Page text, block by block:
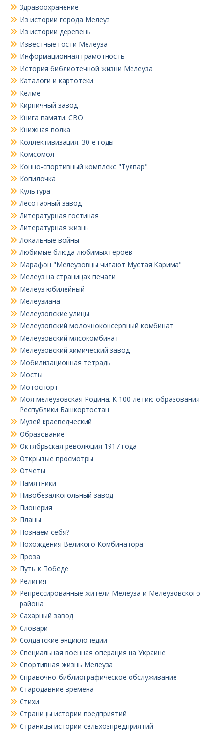
Здравоохранение
Из истории города Мелеуз
Из истории деревень
Известные гости Мелеуза
Информационная грамотность
История библиотечной жизни Мелеуза
Каталоги и картотеки
Келме
Кирпичный завод
Книга памяти. СВО
Книжная полка
Коллективизация. 30-е годы
Комсомол
Конно-спортивный комплекс "Тулпар"
Копилочка
Культура
Лесотарный завод
Литературная гостиная
Литературная жизнь
Локальные войны
Любимые блюда любимых героев
Марафон "Мелеузовцы читают Мустая Карима"
Мелеуз на страницах печати
Мелеуз юбилейный
Мелеузиана
Мелеузовские улицы
Мелеузовский молочноконсервный комбинат
Мелеузовский мясокомбинат
Мелеузовский химический завод
Мобилизационная тетрадь
Мосты
Мотоспорт
Моя мелеузовская Родина. К 100-летию образования
Республики Башкортостан
Музей краеведческий
Образование
Октябрьская революция 1917 года
Открытые просмотры
Отчеты
Памятники
Пивобезалкогольный завод
Пионерия
Планы
Познаем себя?
Похождения Великого Комбинатора
Проза
Путь к Победе
Религия
Репрессированные жители Мелеуза и Мелеузовского
района
Сахарный завод
Словари
Солдатские энциклопедии
Специальная военная операция на Украине
Спортивная жизнь Мелеуза
Справочно-библиографическое обслуживание
Стародавние времена
Стихи
Страницы истории предприятий
Страницы истории сельхозпредприятий